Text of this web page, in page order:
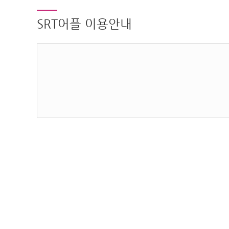
SRT어플 이용안내